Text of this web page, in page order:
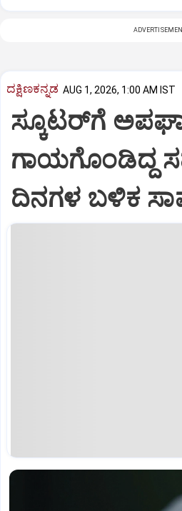
ದಕ್ಷಿಣಕನ್ನಡ AUG 1, 2026, 1:00 AM IST
ಸ್ಕೂಟರ್‌ಗೆ
ಗಾಯಗೊಂಡಿದ್ದ
ದಿನಗಳ ಬಳಿಕ